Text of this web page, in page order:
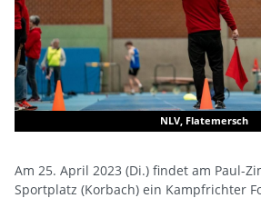
NLV, Flatemersch
Am 25. April 2023 (Di.) findet am Paul-
Sportplatz (Korbach) ein Kampfrichter